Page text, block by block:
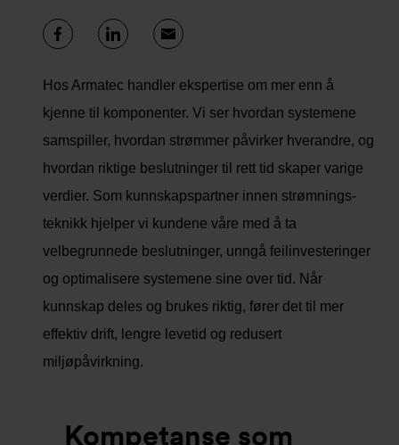
Hos Armatec handler ekspertise om mer enn å
kjenne til komponenter. Vi ser hvordan systemene
samspiller, hvordan strømmer påvirker hverandre, og
hvordan riktige beslutninger til rett tid skaper varige
verdier. Som kunnskapspartner innen strømnings­
teknikk hjelper vi kundene våre med å ta
velbegrunnede beslutninger, unngå feilinvesteringer
og optimalisere systemene sine over tid. Når
kunnskap deles og brukes riktig, fører det til mer
effektiv drift, lengre levetid og redusert
miljøpåvirkning.
Kompetanse som